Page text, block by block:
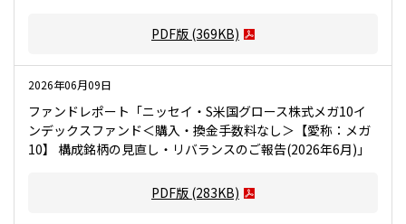
PDF版 (369KB)
2026年06月09日
ファンドレポート「ニッセイ・S米国グロース株式メガ10イ
ンデックスファンド＜購入・換金手数料なし＞【愛称：メガ
10】 構成銘柄の見直し・リバランスのご報告(2026年6月)」
PDF版 (283KB)